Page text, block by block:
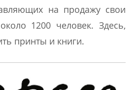
на продажу свои
1200 человек. Здесь,
принты и книги.